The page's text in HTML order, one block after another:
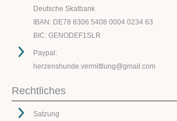
Deutsche Skatbank
IBAN: DE78 8306 5408 0004 0234 63
BIC: GENODEF1SLR
Paypal:
herzenshunde.vermittlung@gmail.com
Rechtliches
Satzung